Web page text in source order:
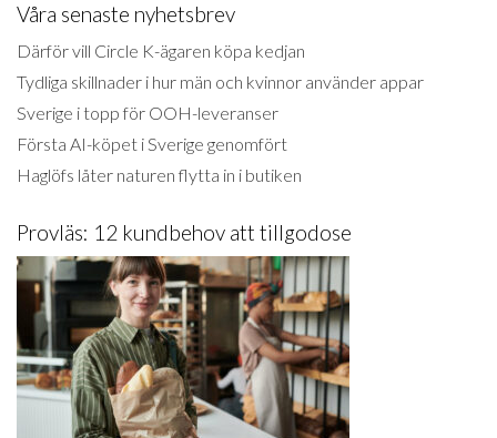
Våra senaste nyhetsbrev
Därför vill Circle K-ägaren köpa kedjan
Tydliga skillnader i hur män och kvinnor använder appar
Sverige i topp för OOH-leveranser
Första AI-köpet i Sverige genomfört
Haglöfs låter naturen flytta in i butiken
Provläs: 12 kundbehov att tillgodose